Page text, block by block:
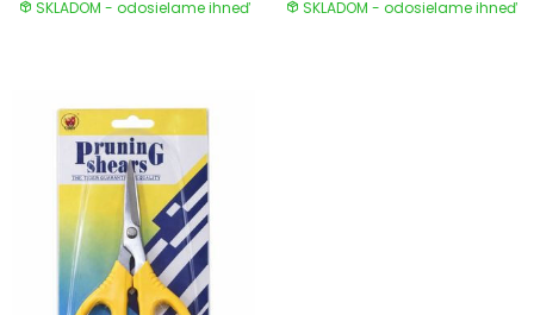
SKLADOM - odosielame ihneď SKLADOM - odosielame ihneď